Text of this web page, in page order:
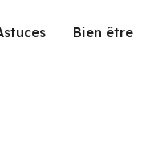
Bien être